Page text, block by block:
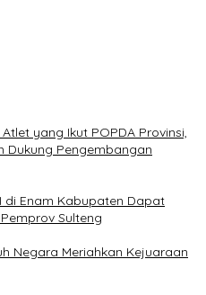
yang Ikut POPDA Provinsi,
Dukung Pengembangan
di Enam Kabupaten Dapat
Sulteng
Negara Meriahkan Kejuaraan